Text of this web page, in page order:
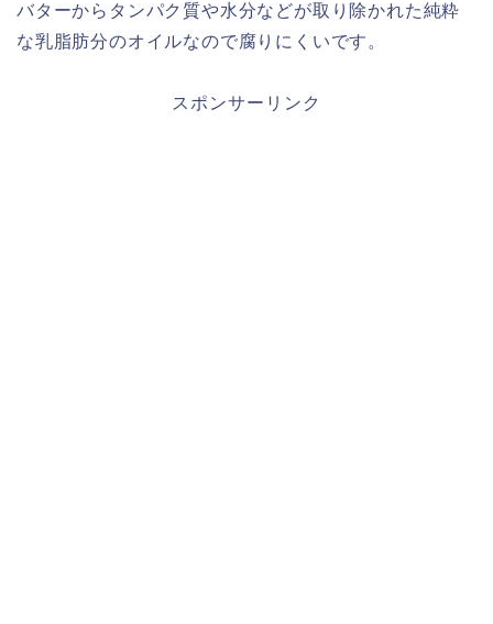
バターからタンパク質や水分などが取り除かれた純粋
な乳脂肪分のオイルなので腐りにくいです。
スポンサーリンク